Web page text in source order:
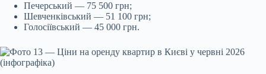
Печерський — 75 500 грн;
Шевченківський — 51 100 грн;
Голосіївський — 45 000 грн.